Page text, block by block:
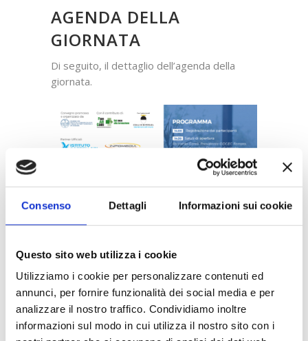
Consenso Dettagli Informazioni sui cookie
Questo sito web utilizza i cookie
Utilizziamo i cookie per personalizzare contenuti ed
annunci, per fornire funzionalità dei social media e per
analizzare il nostro traffico. Condividiamo inoltre
informazioni sul modo in cui utilizza il nostro sito con i
AGENDA DELLA
GIORNATA
Di seguito, il dettaglio dell’agenda della
giornata.